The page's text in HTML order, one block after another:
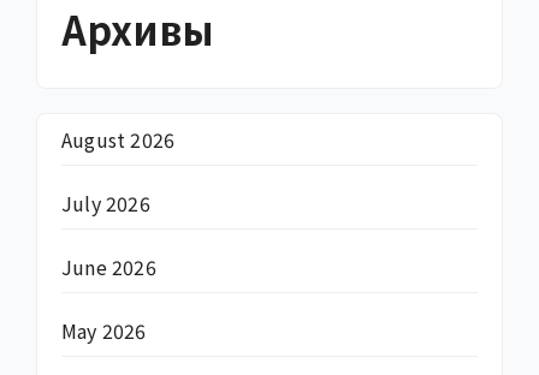
Архивы
August 2026
July 2026
June 2026
May 2026